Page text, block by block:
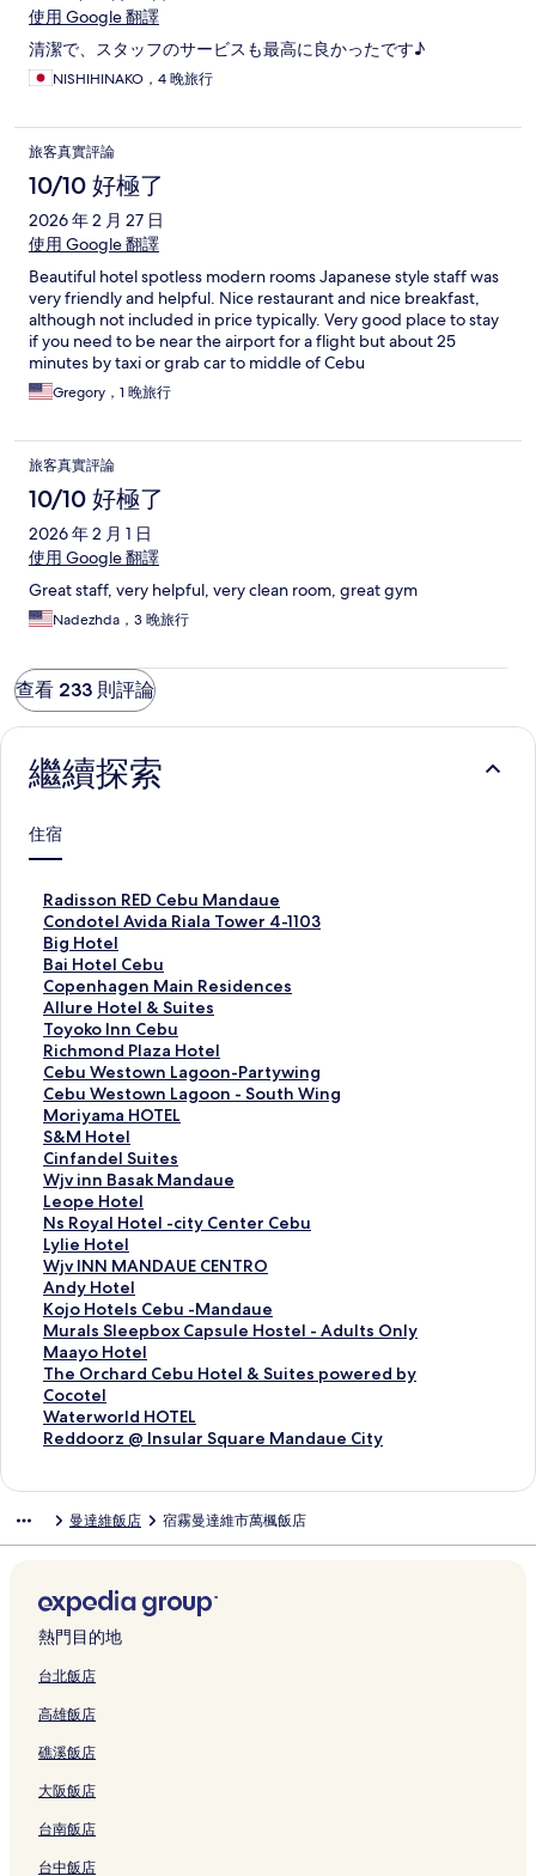
使用 Google 翻譯
清潔で、スタッフのサービスも最高に良かったです♪
NISHIHINAKO，4 晚旅行
旅客真實評論
10/10 好極了
2026 年 2 月 27 日
使用 Google 翻譯
Beautiful hotel spotless modern rooms Japanese style staff was
very friendly and helpful. Nice restaurant and nice breakfast,
although not included in price typically. Very good place to stay
if you need to be near the airport for a flight but about 25
minutes by taxi or grab car to middle of Cebu
Gregory，1 晚旅行
旅客真實評論
10/10 好極了
2026 年 2 月 1 日
使用 Google 翻譯
Great staff, very helpful, very clean room, great gym
Nadezhda，3 晚旅行
查看 233 則評論
繼續探索
住宿
Radisson RED Cebu Mandaue
R
a
d
i
s
s
o
n
R
E
D
C
e
b
u
M
a
n
d
a
u
e
的
連
結
Condotel Avida Riala Tower 4-1103
C
o
n
d
o
t
e
l
A
v
i
d
a
R
i
a
l
a
T
o
w
e
r
4
-
的
Big Hotel
B
i
g
H
o
t
e
l
的
連
結
Bai Hotel Cebu
B
a
i
H
o
t
e
l
C
e
b
u
的
連
結
Copenhagen Main Residences
C
o
p
e
n
h
a
g
e
n
M
a
i
n
R
e
s
i
d
e
n
c
連
結
Allure Hotel & Suites
A
l
l
u
r
e
H
o
t
e
l
&
S
u
i
t
e
s
的
連
結
Toyoko Inn Cebu
T
o
y
o
k
o
I
n
n
C
e
b
u
的
連
結
Richmond Plaza Hotel
R
i
c
h
m
o
n
d
P
l
a
z
a
H
o
t
e
l
的
Cebu Westown Lagoon-Partywing
C
e
b
u
W
e
s
t
o
w
n
L
a
g
o
o
n
-
y
n
g
的
連
Cebu Westown Lagoon - South Wing
C
e
b
u
W
e
s
t
o
w
n
L
a
g
o
o
n
t
i
n
g
的
結
Moriyama HOTEL
M
o
r
i
y
a
m
a
H
O
T
E
L
的
連
結
S&M Hotel
S
&
M
H
o
t
e
l
的
連
結
Cinfandel Suites
C
i
n
f
a
n
d
e
l
S
u
i
t
e
結
Wjv inn Basak Mandaue
W
j
v
i
n
n
B
a
s
a
k
M
a
e
結
Leope Hotel
L
e
o
p
e
H
o
t
e
l
的
連
Ns Royal Hotel -city Center Cebu
N
s
R
o
y
a
l
H
o
t
e
t
e
n
t
e
C
b
u
的
連
Lylie Hotel
L
y
l
i
e
H
o
t
e
l
Wjv INN MANDAUE CENTRO
W
j
v
I
N
N
M
A
N
C
T
R
O
的
結
Andy Hotel
A
n
d
y
H
o
t
e
結
Kojo Hotels Cebu -Mandaue
K
o
j
o
H
o
t
e
-
M
a
n
a
e
的
連
結
Murals Sleepbox Capsule Hostel - Adults Only
M
u
r
a
l
s
p
x
C
a
p
u
e
H
o
s
e
Maayo Hotel
M
a
a
y
o
l
結
The Orchard Cebu Hotel & Suites powered by
Cocotel
T
h
e
O
r
e
b
u
H
t
l
&
S
u
t
Waterworld HOTEL
W
a
o
d
H
O
T
L
連
結
Reddoorz @ Insular Square Mandaue City
R
o
@
I
n
s
l
r
S
q
u
r
曼達維飯店 宿霧曼達維市萬楓飯店
熱門目的地
台北飯店
高雄飯店
礁溪飯店
大阪飯店
台南飯店
台中飯店